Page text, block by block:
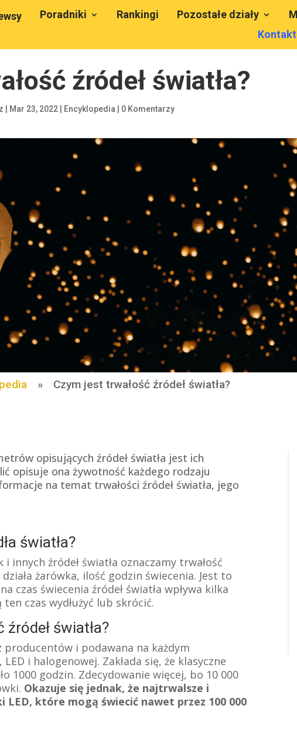
Poradniki Rankingi Pozostałe działy
źródeł światła?
Mar 23, 2022 Encyklopedia 0 Komentarzy
» Czym jest trwałość źródeł światła?
opisujących źródeł światła jest ich
opisuje ona żywotność każdego rodzaju
na temat trwałości źródeł światła, jego
światła?
innych źródeł światła oznaczamy trwałość
żarówka, ilość godzin świecenia. Jest to
czas świecenia źródeł światła wpływa kilka
czas wydłużyć lub skrócić.
światła?
i podawana na każdym
i halogenowej. Zakłada się, że klasyczne
1000 godzin. Zdecydowanie więcej, bo 10 000
Okazuje się jednak, że najtrwalsze i
LED, które mogą świecić nawet przez 100 000